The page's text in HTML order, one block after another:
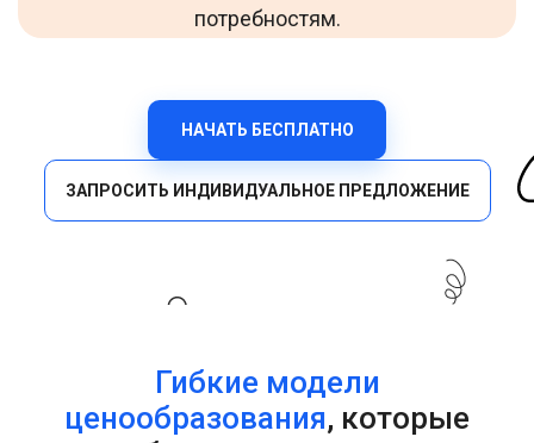
потребностям.
НАЧАТЬ БЕСПЛАТНО
ЗАПРОСИТЬ ИНДИВИДУАЛЬНОЕ ПРЕДЛОЖЕНИЕ
Гибкие модели
ценообразования, которые